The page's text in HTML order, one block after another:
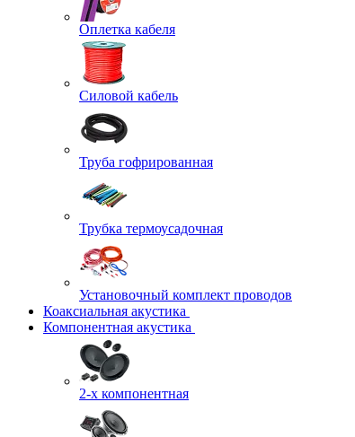
Оплетка кабеля
Силовой кабель
Труба гофрированная
Трубка термоусадочная
Установочный комплект проводов
Коаксиальная акустика
Компонентная акустика
2-х компонентная